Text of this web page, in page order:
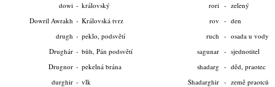
dowi - královský rori - zelený
Dowril Awrakh - Královská tvrz rov - den
drugh - peklo, podsvětí ruch - osada u vody
Drughár - bůh, Pán podsvětí sagunar - sjednotitel
Drugnor - pekelná brána shadarg - děd, praotec
durghir - vlk Shadarghir - země praotců